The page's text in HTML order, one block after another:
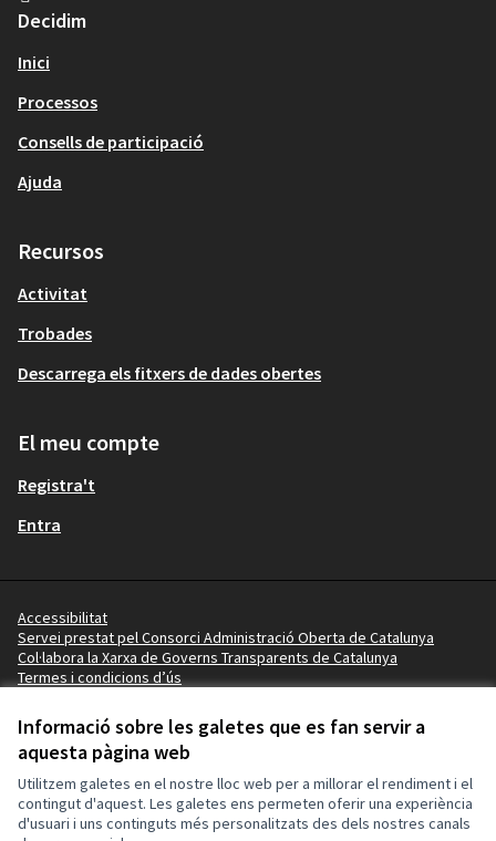
Informació sobre les galetes que es fan servir a
aquesta pàgina web
Utilitzem galetes en el nostre lloc web per a millorar el rendiment i el
contingut d'aquest. Les galetes ens permeten oferir una experiència
d'usuari i uns continguts més personalitzats des dels nostres canals
(Enllaç extern)
Decidim
Inici
Processos
Consells de participació
Ajuda
Recursos
Activitat
Trobades
Descarrega els fitxers de dades obertes
El meu compte
Registra't
Entra
Accessibilitat
Servei prestat pel Consorci Administració Oberta de Catalunya
Col·labora la Xarxa de Governs Transparents de Catalunya
Termes i condicions d’ús
Termes i condicions
Configuració de les galetes
Ajuntament de Lleida a X
(Enllaç extern)
Ajuntament de Lleida a Facebook
(Enllaç extern)
Ajuntament de Lleida a Instagram
(Enllaç extern)
Ajuntament de Lleida a YouTube
(Enllaç extern)